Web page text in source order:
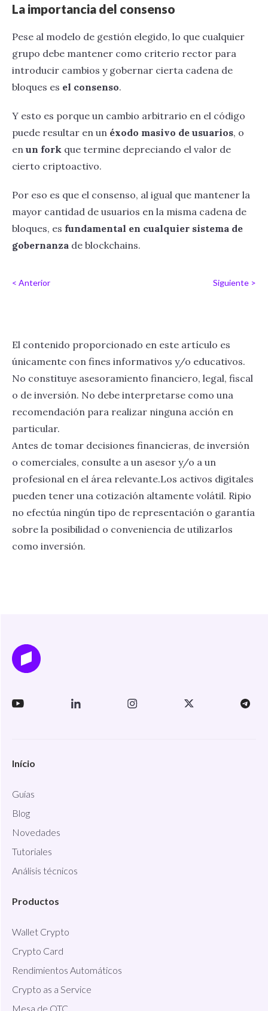
La importancia del consenso
Pese al modelo de gestión elegido, lo que cualquier
grupo debe mantener como criterio rector para
introducir cambios y gobernar cierta cadena de
bloques es el consenso.
Y esto es porque un cambio arbitrario en el código
puede resultar en un éxodo masivo de usuarios, o
en un fork que termine depreciando el valor de
cierto criptoactivo.
Por eso es que el consenso, al igual que mantener la
mayor cantidad de usuarios en la misma cadena de
bloques, es fundamental en cualquier sistema de
gobernanza de blockchains.
< Anterior Siguiente >
El contenido proporcionado en este artículo es
únicamente con fines informativos y/o educativos.
No constituye asesoramiento financiero, legal, fiscal
o de inversión. No debe interpretarse como una
recomendación para realizar ninguna acción en
particular.
Antes de tomar decisiones financieras, de inversión
o comerciales, consulte a un asesor y/o a un
profesional en el área relevante.Los activos digitales
pueden tener una cotización altamente volátil. Ripio
no efectúa ningún tipo de representación o garantía
sobre la posibilidad o conveniencia de utilizarlos
como inversión.
Início
Guías
Blog
Novedades
Tutoriales
Análisis técnicos
Productos
Wallet Crypto
Crypto Card
Rendimientos Automáticos
Crypto as a Service
Mesa de OTC